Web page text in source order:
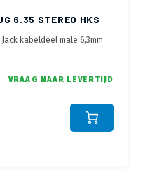
6.35 STEREO HKS
kabeldeel male 6,3mm
VRAAG NAAR LEVERTIJD